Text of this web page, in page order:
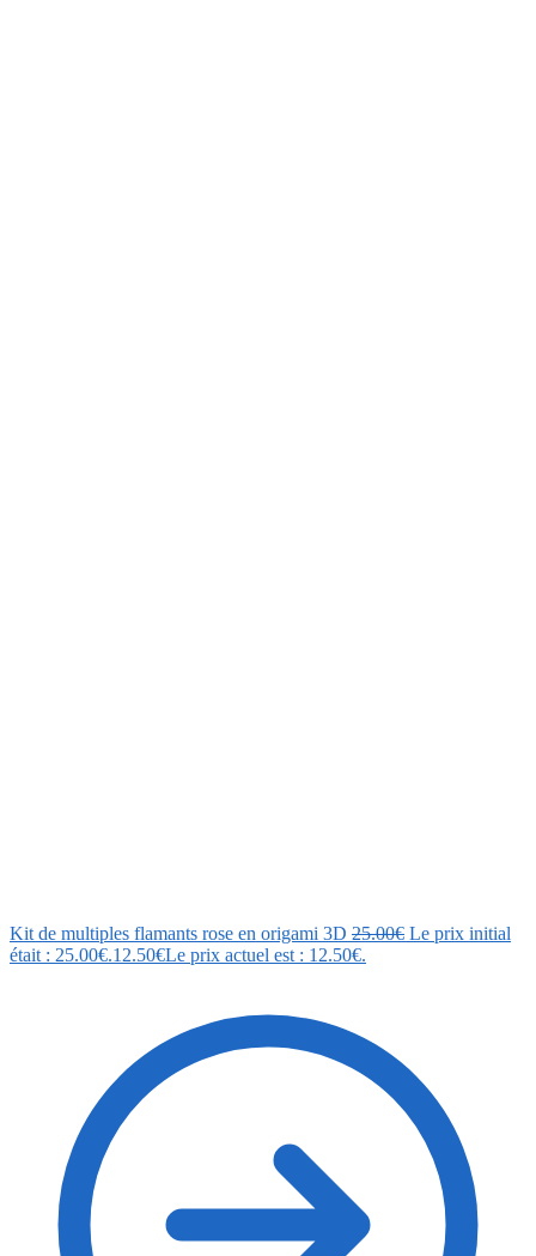
Kit de multiples flamants rose en origami 3D 25.00€ Le prix initial
était : 25.00€.12.50€Le prix actuel est : 12.50€.